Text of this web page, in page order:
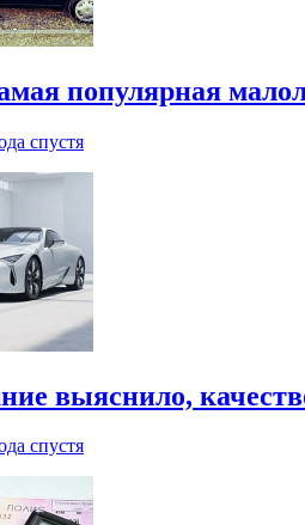
популярная
спустя
выяснило,
спустя